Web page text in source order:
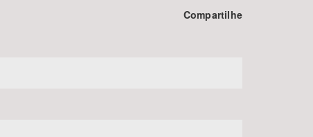
Compartilhe